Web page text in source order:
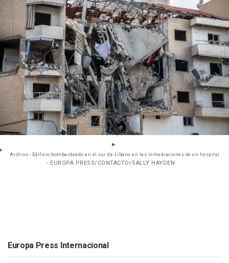
Archivo - Edificio bombardeado en el sur de Líbano en las inmediaciones de un hospital
- EUROPA PRESS/CONTACTO/SALLY HAYDEN
Europa Press Internacional